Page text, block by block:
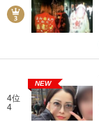
4位
4
NEW